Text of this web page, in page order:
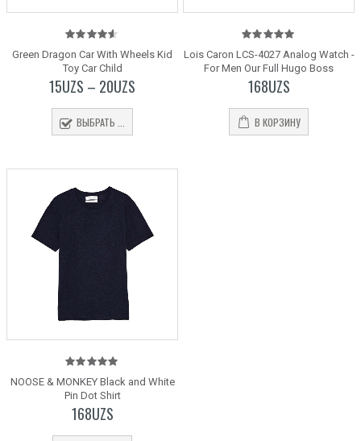
4.50
out
of 5
Green Dragon Car With Wheels Kid
Toy Car Child
15UZS – 20UZS
ВЫБРАТЬ ...
5.00out
of 5
Lois Caron LCS-4027 Analog Watch -
For Men Our Full Hugo Boss
168UZS
В КОРЗИНУ
5.00out
of 5
NOOSE & MONKEY Black and White
Pin Dot Shirt
168UZS